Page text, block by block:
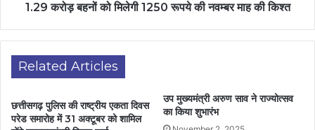
1.29 करोड़ बहनों को मिलेगी 1250 रूपये की नवम्बर माह की किश्त
Related Articles
छत्तीसगढ़ पुलिस की राष्ट्रीय एकता दिवस
परेड समारोह में 31 अक्टूबर को शामिल
उप मुख्यमंत्री अरुण साव ने राज्योत्सव
का किया शुभारंभ